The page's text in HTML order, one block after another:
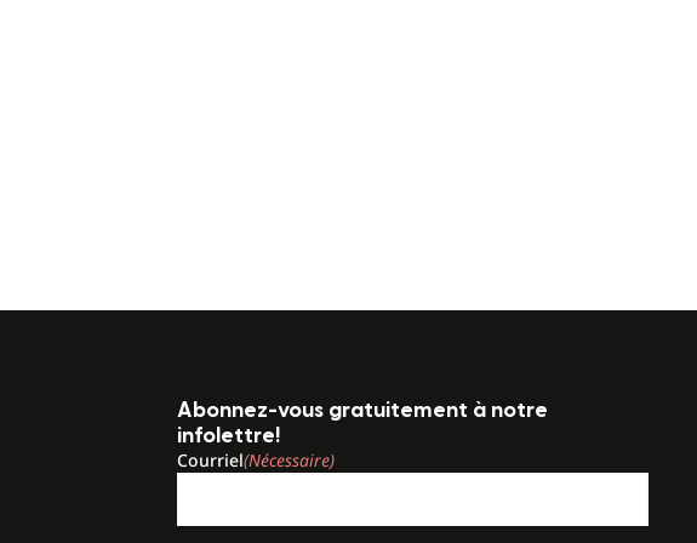
Abonnez-vous gratuitement à notre
infolettre!
Courriel(Nécessaire)